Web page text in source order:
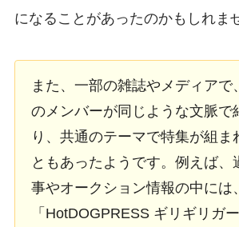
になることがあったのかもしれま
また、一部の雑誌やメディアで
のメンバーが同じような文脈で
り、共通のテーマで特集が組ま
ともあったようです。例えば、
事やオークション情報の中には、
「HotDOGPRESS ギリギリガ